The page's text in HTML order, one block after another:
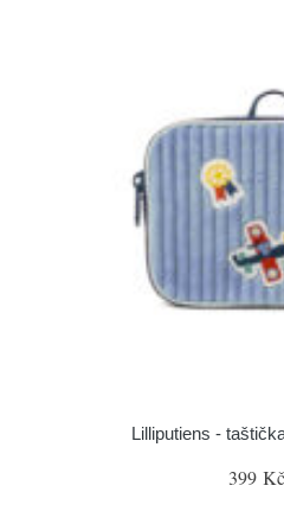
Lilliputiens -
399 Kč